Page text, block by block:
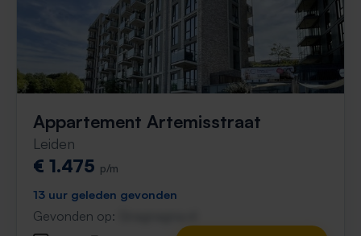
Appartement Artemisstraat
Leiden
€ 1.475 p/m
13 uur geleden gevonden
Gevonden op: